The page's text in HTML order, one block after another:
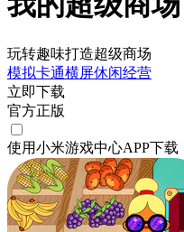
玩转趣味打造超级商场
模拟卡通横屏休闲经营
立即下载
官方正版
使用小米游戏中心APP下载